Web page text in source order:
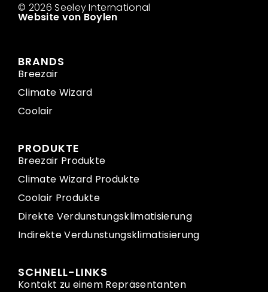
© 2026 Seeley International
Website von Boylen
BRANDS
Breezair
Climate Wizard
Coolair
PRODUKTE
Breezair Produkte
Climate Wizard Produkte
Coolair Produkte
Direkte Verdunstungsklimatisierung
Indirekte Verdunstungsklimatisierung
SCHNELL-LINKS
Kontakt zu einem Repräsentanten